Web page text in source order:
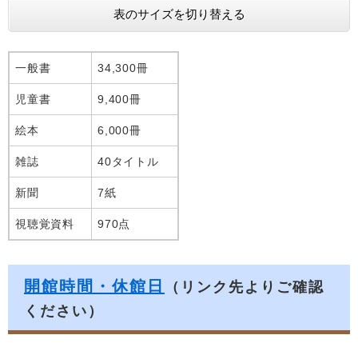
表のサイズを切り替える
一般書 34,300冊
児童書 9,400冊
絵本 6,000冊
雑誌 40タイトル
新聞 7紙
視聴覚資料 970点
開館時間・休館日
（リンク先よりご確認
ください）